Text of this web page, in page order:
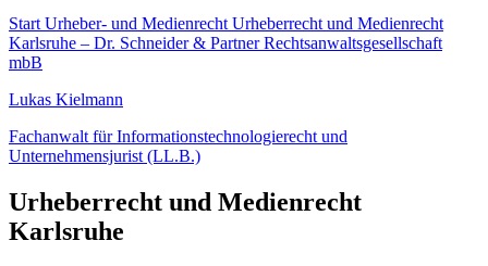
Start Urheber- und Medienrecht Urheberrecht und Medienrecht
Karlsruhe – Dr. Schneider & Partner Rechtsanwaltsgesellschaft
mbB
Lukas Kielmann
Fachanwalt für Informationstechnologierecht und
Unternehmensjurist (LL.B.)
Urheberrecht und Medienrecht
Karlsruhe